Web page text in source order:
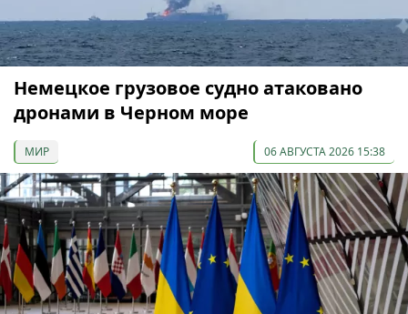
Немецкое грузовое судно атаковано
дронами в Черном море
МИР 06 АВГУСТА 2026 15:38